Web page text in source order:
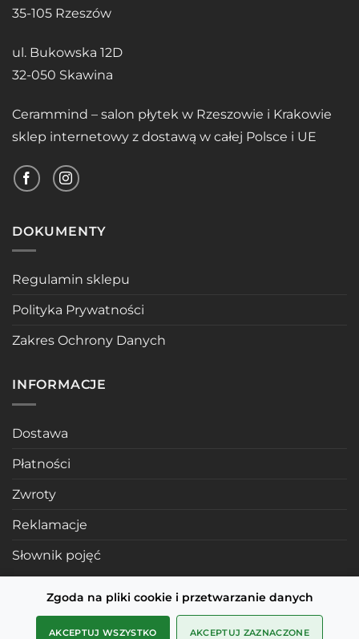
Zgoda na pliki cookie i przetwarzanie danych
AKCEPTUJ WSZYSTKO AKCEPTUJ ZAZNACZONE
35-105 Rzeszów
ul. Bukowska 12D
32-050 Skawina
Cerammind – salon płytek w Rzeszowie i Krakowie
sklep internetowy z dostawą w całej Polsce i UE
DOKUMENTY
Regulamin sklepu
Polityka Prywatności
Zakres Ochrony Danych
INFORMACJE
Dostawa
Płatności
Zwroty
Reklamacje
Słownik pojęć
POLECANE STRONY